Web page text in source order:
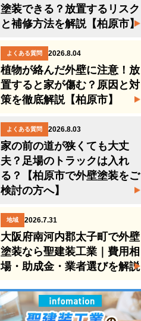
塗装できる？放置するリスク
と補修方法を解説【柏原市】
よくある質問 2026.8.04
植物が絡んだ外壁に注意！放
置すると家が傷む？原因と対
策を徹底解説【柏原市】
よくある質問 2026.8.03
家の前の道が狭くても大丈
夫？足場のトラックは入れ
る？【柏原市で外壁塗装をご
検討の方へ】
地域 2026.7.31
大阪府南河内郡太子町で外壁
塗装なら聖建装工業｜費用相
場・助成金・業者選びを解説